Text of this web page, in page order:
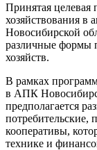
Принятая целевая
хозяйствования в
Новосибирской
различные формы
хозяйств.
В рамках
в АПК
предполагается
потребительские,
кооперативы,
технике и